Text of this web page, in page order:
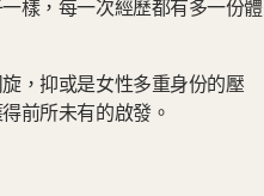
樣，每一次經歷都有多一份體
，抑或是女性多重身份的壓
前所未有的啟發。